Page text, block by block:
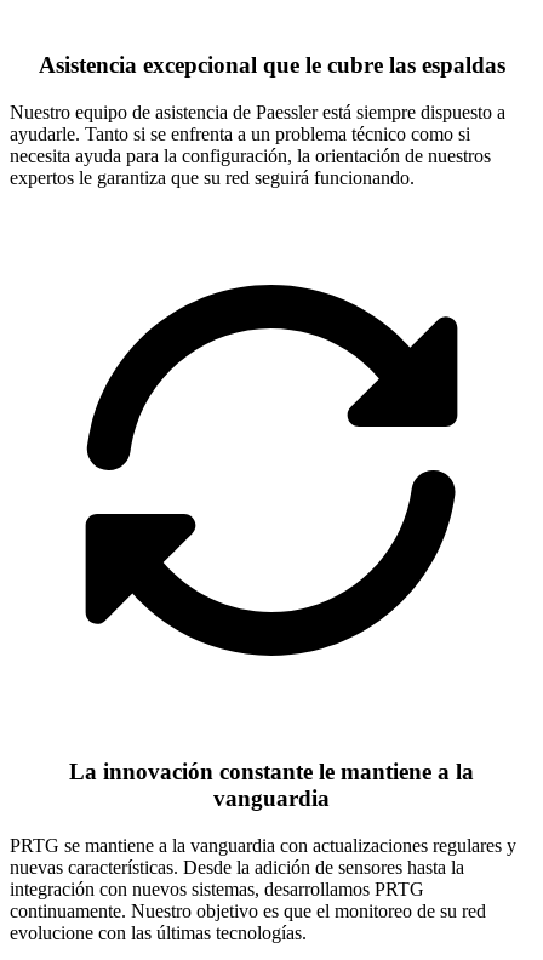
Asistencia excepcional que le cubre las espaldas
Nuestro equipo de asistencia de Paessler está siempre dispuesto a
ayudarle. Tanto si se enfrenta a un problema técnico como si
necesita ayuda para la configuración, la orientación de nuestros
expertos le garantiza que su red seguirá funcionando.
La innovación constante le mantiene a la
vanguardia
PRTG se mantiene a la vanguardia con actualizaciones regulares y
nuevas características. Desde la adición de sensores hasta la
integración con nuevos sistemas, desarrollamos PRTG
continuamente. Nuestro objetivo es que el monitoreo de su red
evolucione con las últimas tecnologías.